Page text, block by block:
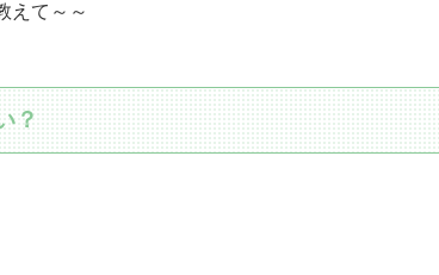
えて～～
？